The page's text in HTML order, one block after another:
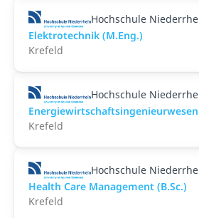
Hochschule
Elektrotechnik (M.Eng.)
Krefeld
Hochschule
Energiewirtschaftsingenieurwesen
Krefeld
Hochschule
Health Care Management (B.Sc.)
Krefeld